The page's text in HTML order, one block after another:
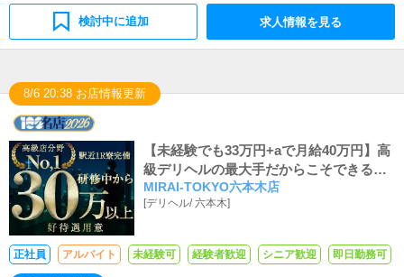
検討中に追加 求人情報を見る
8/6 20:38 お店情報更新
【未経験でも33万円+aで月給40万円】高
級デリヘルの最大手だからこそできるワ
ンランク上の高収入と納得の高待遇でア
ナタをお迎えします！
MIRAI-TOKYO六本木店
[デリヘル/六本木]
正社員 アルバイト 未経験可 経験者歓迎 シニア歓迎 即日勤務可